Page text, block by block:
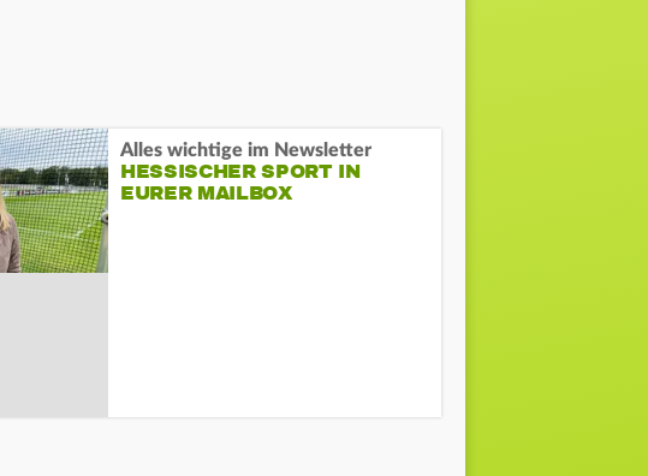
Alles wichtige im Newsletter
HESSISCHER SPORT IN
EURER MAILBOX